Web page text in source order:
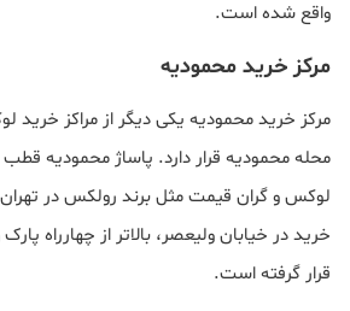
واقع شده است.
مرکز خرید محمودیه
مرکز خرید محمودیه یکی دیگر از مراکز خرید
محله محمودیه قرار دارد. پاساژ محمودیه
لوکس و گران قیمت مثل برند رولکس در
خرید در خیابان ولیعصر، بالاتر از چهارراه
قرار گرفته است.